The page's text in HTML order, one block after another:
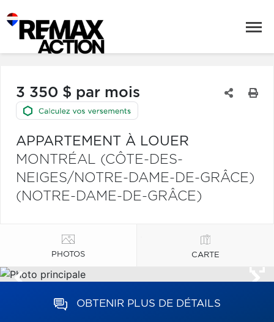
3 350 $ par mois
APPARTEMENT À LOUER
MONTRÉAL (CÔTE-DES-
NEIGES/NOTRE-DAME-DE-GRÂCE)
(NOTRE-DAME-DE-GRÂCE)
PHOTOS CARTE
OBTENIR PLUS DE DÉTAILS